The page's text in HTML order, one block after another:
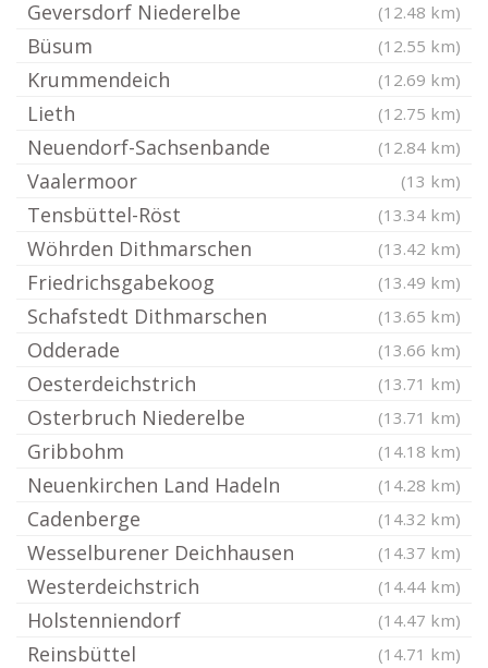
Geversdorf Niederelbe (12.48 km)
Büsum (12.55 km)
Krummendeich (12.69 km)
Lieth (12.75 km)
Neuendorf-Sachsenbande (12.84 km)
Vaalermoor (13 km)
Tensbüttel-Röst (13.34 km)
Wöhrden Dithmarschen (13.42 km)
Friedrichsgabekoog (13.49 km)
Schafstedt Dithmarschen (13.65 km)
Odderade (13.66 km)
Oesterdeichstrich (13.71 km)
Osterbruch Niederelbe (13.71 km)
Gribbohm (14.18 km)
Neuenkirchen Land Hadeln (14.28 km)
Cadenberge (14.32 km)
Wesselburener Deichhausen (14.37 km)
Westerdeichstrich (14.44 km)
Holstenniendorf (14.47 km)
Reinsbüttel (14.71 km)